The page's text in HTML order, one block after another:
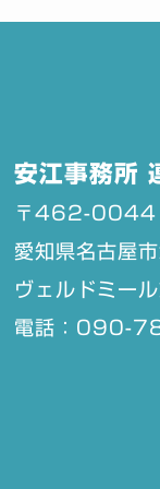
安江事務所
〒462-0044
愛知県名古屋
ヴェルドミー
電話：090-